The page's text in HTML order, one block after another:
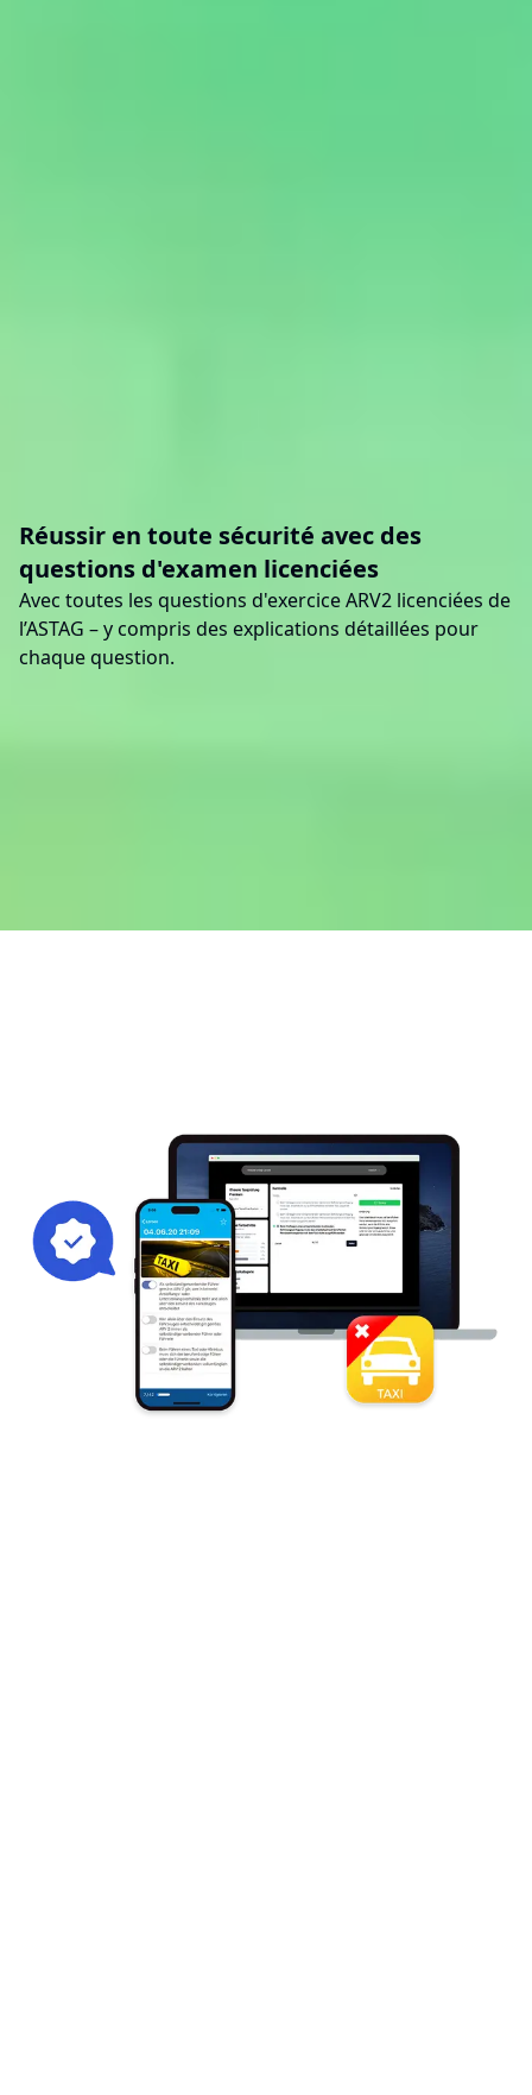
Réussir en toute sécurité avec des
questions d'examen licenciées
Avec toutes les questions d'exercice ARV2 licenciées de
l’ASTAG – y compris des explications détaillées pour
chaque question.